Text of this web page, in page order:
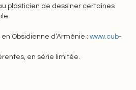
plasticien de dessiner certaines
par exemple:
Obsidienne d’Arménie : www.cub-
en série limitée.